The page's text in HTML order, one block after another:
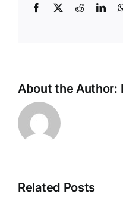
Facebook
X Reddit
About the Author:
Related Posts